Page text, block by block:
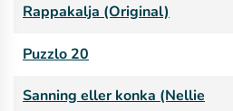
Rappakalja (Original)
Puzzlo 20
Sanning eller konka (Nellie